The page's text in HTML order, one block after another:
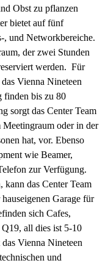
Obst zu pflanzen
bietet auf fünf
, und Networkbereiche.
der zwei Stunden
werden. Für
Vienna Nineteen
finden bis zu 80
sorgt das Center Team
oder in der
hat, vor. Ebenso
wie Beamer,
zur Verfügung.
kann das Center Team
Garage für
sich Cafes,
all dies ist 5-10
Vienna Nineteen
und